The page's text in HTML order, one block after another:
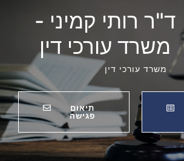
ד"ר רותי קמיני -
משרד עורכי דין
משרד עורכי דין
תיאום
פגישה